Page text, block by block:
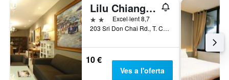
Lilu Chiangmai
2 estrellesExcel·lent 8,7
203 Sri Don Chai Rd., T. Changklan, Chiang Mai, Tailàndia
10 €
Ves a l'oferta